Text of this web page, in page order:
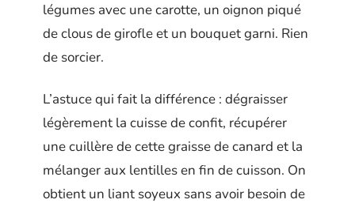
légumes avec une carotte, un oignon piqué
de clous de girofle et un bouquet garni. Rien
de sorcier.
L’astuce qui fait la différence : dégraisser
légèrement la cuisse de confit, récupérer
une cuillère de cette graisse de canard et la
mélanger aux lentilles en fin de cuisson. On
obtient un liant soyeux sans avoir besoin de